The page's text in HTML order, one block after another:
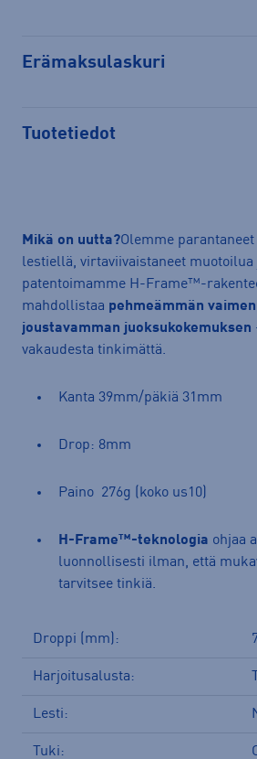
Erämaksulaskuri
Tuotetiedot
Mikä on uutta?Olemme
lestiellä, virtaviivaistaneet muotoilua
patentoimamme H-Frame™-
mahdollistaa pehmeämmän
joustavamman juoksukokemuksen
vakaudesta tinkimättä.
Kanta 39mm/päkiä 31mm
Drop: 8mm
Paino 276g (koko us10)
H-Frame™-teknologia ohjaa
luonnollisesti ilman, että
tarvitsee tinkiä.
Droppi (mm):
Harjoitusalusta:
Lesti:
Tuki: